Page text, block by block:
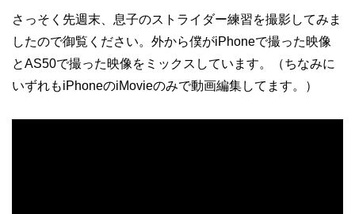
さっそく先週末、息子のストライダー練習を撮影してみま
したので御覧ください。外から僕がiPhoneで撮った映像
とAS50で撮った映像をミックスしています。（ちなみに
いずれもiPhoneのiMovieのみで動画編集してます。）